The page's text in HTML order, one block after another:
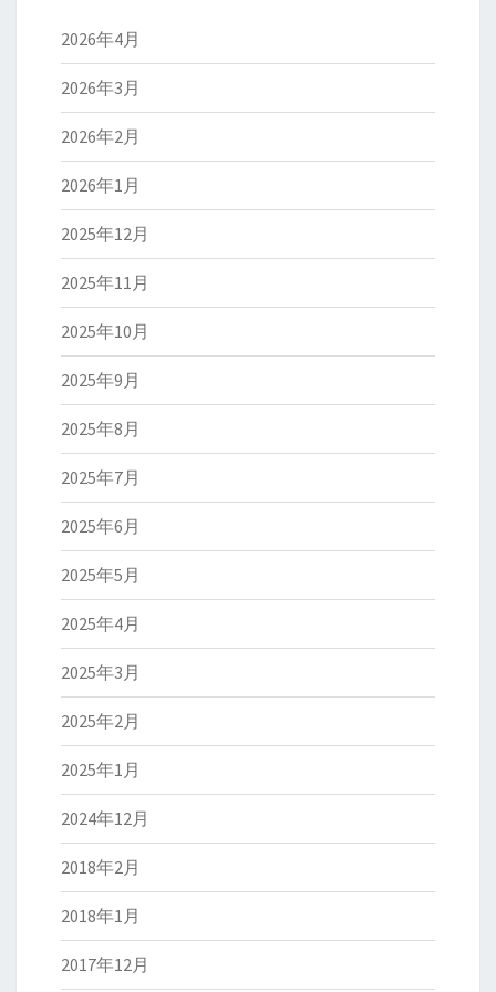
2026年4月
2026年3月
2026年2月
2026年1月
2025年12月
2025年11月
2025年10月
2025年9月
2025年8月
2025年7月
2025年6月
2025年5月
2025年4月
2025年3月
2025年2月
2025年1月
2024年12月
2018年2月
2018年1月
2017年12月